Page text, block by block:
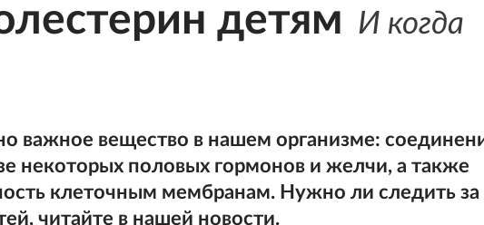
детям И когда
важное вещество в нашем организме:
некоторых половых гормонов и желчи, а также
клеточным мембранам. Нужно ли следить за
читайте в нашей новости.